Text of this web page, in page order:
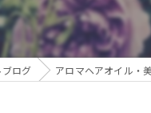
ログ アロマヘアオイル・